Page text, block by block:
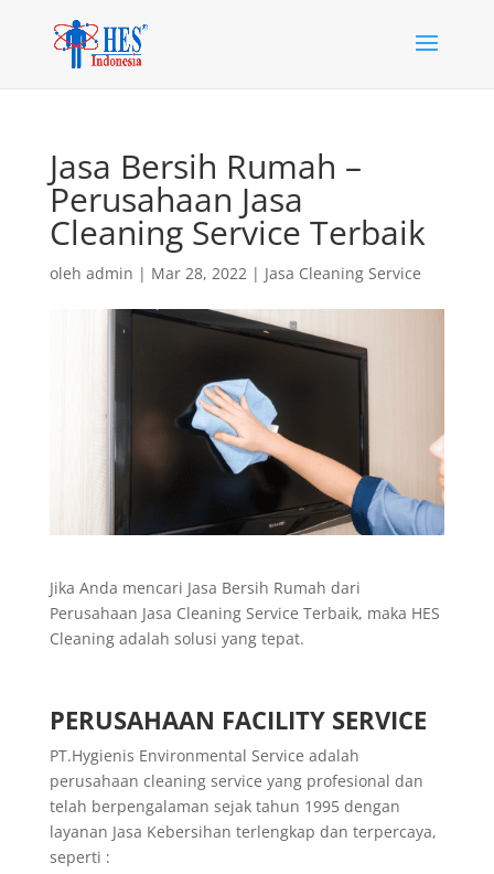
Jasa Bersih Rumah –
Perusahaan Jasa
Cleaning Service Terbaik
oleh admin | Mar 28, 2022| Jasa Cleaning Service
Jika Anda mencari Jasa Bersih Rumah dari
Perusahaan Jasa Cleaning Service Terbaik, maka HES
Cleaning adalah solusi yang tepat.
PERUSAHAAN FACILITY SERVICE
PT.Hygienis Environmental Service adalah
perusahaan cleaning service yang profesional dan
telah berpengalaman sejak tahun 1995 dengan
layanan Jasa Kebersihan terlengkap dan terpercaya,
seperti :